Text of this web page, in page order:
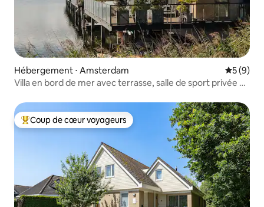
Hébergement ⋅ Amsterdam
5 (9)
Villa en bord de mer avec terrasse, salle de sport privée et
Coups de cœur voyageurs les plus appréciés
Coup de cœur voyageurs